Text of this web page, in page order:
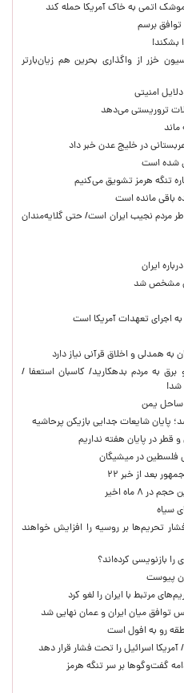
اتمی به خاک آمریکا حمله کند
توافق برسم
بشکند!
خزر از واگذاری بحرین هم زیان‌بارتر
امنیتی
تروریستی می‌دهد
ماند
در خلیج عدن خبر داد
شده است
تنگه هرمز تشویق می‌کنیم
باقی مانده است
مردم نجیب ایران است/ حتی گلایه‌مندان
ایران
مشخص شد
اجرای تعهدات آمریکا است
به همدلی و اخلاق قرآنی نیاز دارد
به مردم بدهکارید/ کاسبان استعفا /
شد!
ساحل یمن
پایان شایعات جدایی بازیکن پرحاشیه
و قطر در پایان هفته نداریم
فلسطین در میشیگان
بعد از خبر ۲۲
۸ ماه اخیر
تحریم‌ها بر روسیه را افزایش خواهند
بازنویسی کرده‌اند؟
پیوست
مرتبط با ایران را لغو کرد
میان ایران و عمان نهایی شد
رو به افول است
اسرائیل را تحت فشار قرار دهد
گفت‌وگوها بر سر تنگه هرمز